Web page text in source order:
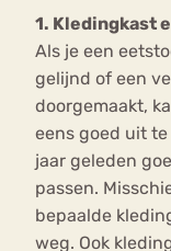
1. Kledingkast
Als je een
gelijnd of een
doorgemaakt,
eens goed uit
jaar geleden
passen.
bepaalde
weg. Ook